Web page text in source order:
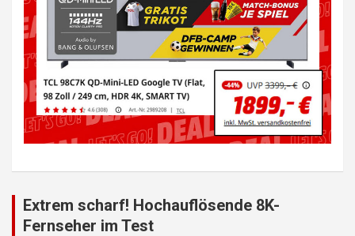
Extrem scharf! Hochauflösende 8K-
Fernseher im Test